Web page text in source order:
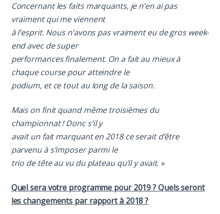
Concernant les faits marquants, je n’en ai pas
vraiment qui me viennent
à l’esprit. Nous n’avons pas vraiment eu de gros week-
end avec de super
performances finalement. On a fait au mieux à
chaque course pour atteindre le
podium, et ce tout au long de la saison.
Mais on finit quand même troisièmes du
championnat ! Donc s’il y
avait un fait marquant en 2018 ce serait d’être
parvenu à s’imposer parmi le
trio de tête au vu du plateau qu’il y avait. »
Quel sera votre programme pour 2019 ? Quels seront
les changements par rapport à 2018 ?